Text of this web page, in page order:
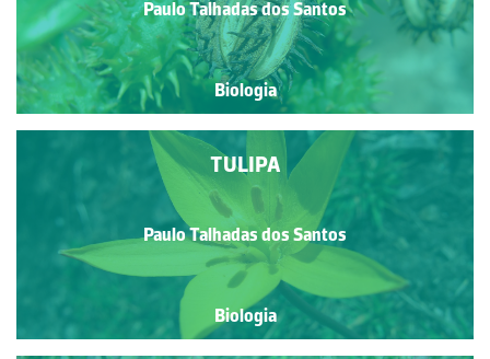
Paulo Talhadas dos Santos
Biologia
TULIPA
Paulo Talhadas dos Santos
Biologia